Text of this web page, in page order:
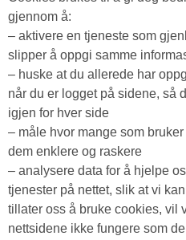
gjennom å:
– aktivere en tjeneste som
slipper å oppgi samme
– huske at du allerede har
når du er logget på sidene, så
igjen for hver side
– måle hvor mange som
dem enklere og raskere
– analysere data for å hjelpe
tjenester på nettet, slik at vi
tillater oss å bruke cookies, vil
nettsidene ikke fungere som